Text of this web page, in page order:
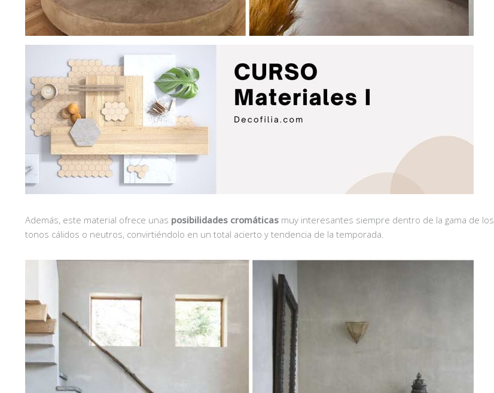
Además, este material ofrece unas posibilidades cromáticas muy interesantes siempre dentro de la gama de los
tonos cálidos o neutros, convirtiéndolo en un total acierto y tendencia de la temporada.